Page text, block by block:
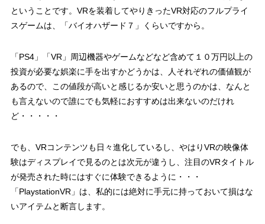
ということです。VRを装着してやりきったVR対応のフルプライ
スゲームは、「バイオハザード７」くらいですから。
「PS4」「VR」周辺機器やゲームなどなど含めて１０万円以上の
投資が必要な娯楽に手を出すかどうかは、人それぞれの価値観が
あるので、この値段が高いと感じるか安いと思うのかは、なんと
も言えないので誰にでも気軽におすすめは出来ないのだけれ
ど・・・・・
でも、VRコンテンツも日々進化しているし、やはりVRの映像体
験はディスプレイで見るのとは次元が違うし、注目のVRタイトル
が発売された時にはすぐに体験できるように・・・
「PlaystationVR」は、私的には絶対に手元に持っておいて損はな
いアイテムと断言します。